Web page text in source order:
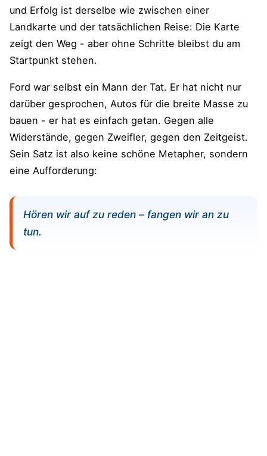
und Erfolg ist derselbe wie zwischen einer
Landkarte und der tatsächlichen Reise: Die Karte
zeigt den Weg - aber ohne Schritte bleibst du am
Startpunkt stehen.
Ford war selbst ein Mann der Tat. Er hat nicht nur
darüber gesprochen, Autos für die breite Masse zu
bauen - er hat es einfach getan. Gegen alle
Widerstände, gegen Zweifler, gegen den Zeitgeist.
Sein Satz ist also keine schöne Metapher, sondern
eine Aufforderung:
Hören wir auf zu reden – fangen wir an zu
tun.